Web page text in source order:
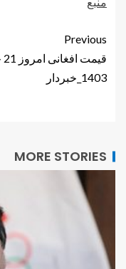
Previous
1403_خبردار
MORE STORIES